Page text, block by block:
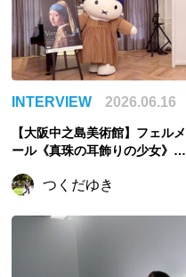
INTERVIEW 2026.06.16
【大阪中之島美術館】フェルメ
ール《真珠の耳飾りの少女》が
もしれない名画
つくだゆき